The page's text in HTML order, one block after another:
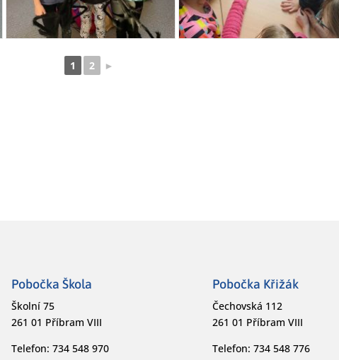
1 2 ►
Pobočka Škola
Školní 75
261 01 Příbram VIII
Telefon: 734 548 970
Pobočka Křižák
Čechovská 112
261 01 Příbram VIII
Telefon: 734 548 776